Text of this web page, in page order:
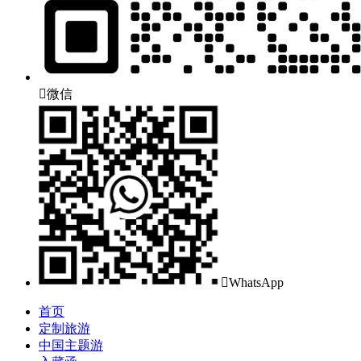
微信
WhatsApp
首页
定制旅游
中国主题游